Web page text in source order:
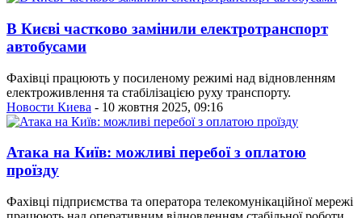
В Києві частково замінили електротранспорт
автобусами
Фахівці працюють у посиленому режимі над відновленням
електроживлення та стабілізацією руху транспорту.
Новости Киева - 10 жовтня 2025, 09:16
Атака на Київ: можливі перебої з оплатою
проїзду
Фахівці підприємства та оператора телекомунікаційної мережі